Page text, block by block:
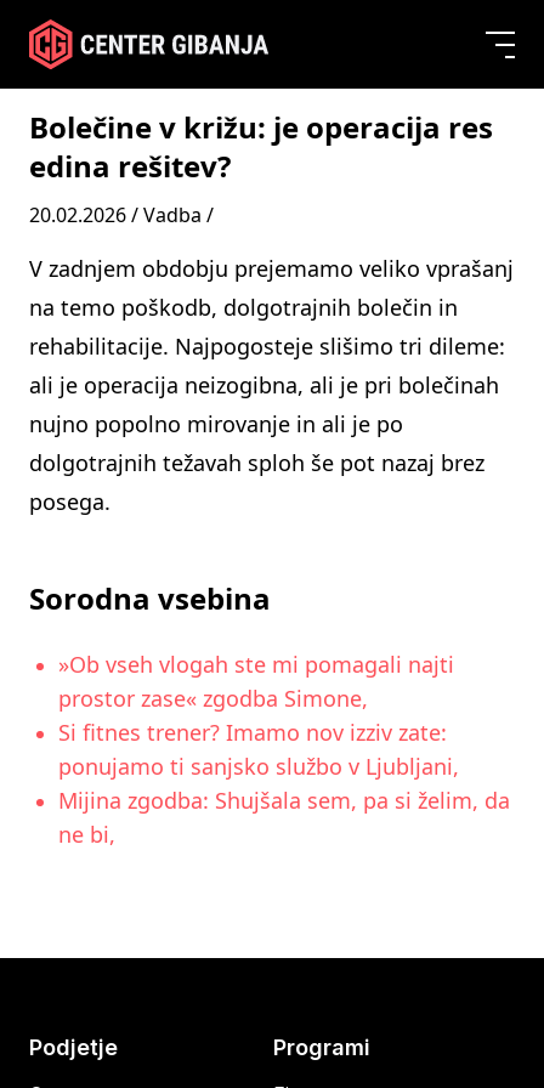
Bolečine v križu: je operacija res
edina rešitev?
20.02.2026 /Vadba /
V zadnjem obdobju prejemamo veliko vprašanj
na temo poškodb, dolgotrajnih bolečin in
rehabilitacije. Najpogosteje slišimo tri dileme:
ali je operacija neizogibna, ali je pri bolečinah
nujno popolno mirovanje in ali je po
dolgotrajnih težavah sploh še pot nazaj brez
posega.
Sorodna vsebina
»Ob vseh vlogah ste mi pomagali najti
prostor zase« zgodba Simone,
Si fitnes trener? Imamo nov izziv zate:
ponujamo ti sanjsko službo v Ljubljani,
Mijina zgodba: Shujšala sem, pa si želim, da
ne bi,
Podjetje Programi